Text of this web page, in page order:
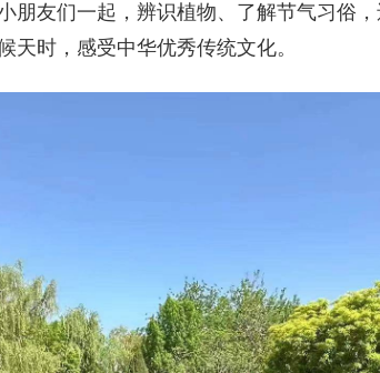
朋友们一起，辨识植物、了解节气习俗
天时，感受中华优秀传统文化。